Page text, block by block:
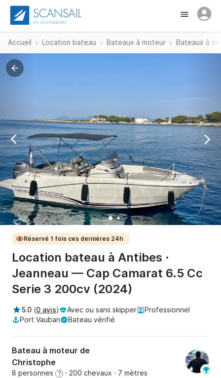
Accueil Location bateau Bateaux à moteur Bateaux à
Réservé 1 fois ces dernières 24h
Location bateau à Antibes ·
Jeanneau — Cap Camarat 6.5 Cc
Serie 3 200cv (2024)
5.0 (0 avis) Avec ou sans skipper
Professionnel
Port Vauban
Bateau vérifié
Bateau à moteur de
Christophe
8 personnes ? · 200 chevaux · 7 mètres